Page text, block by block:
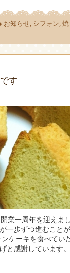
お知らせ, シフォン,
す
業一周年を迎えま
一歩ずつ進むこと
ケーキを食べてい
と感謝しています